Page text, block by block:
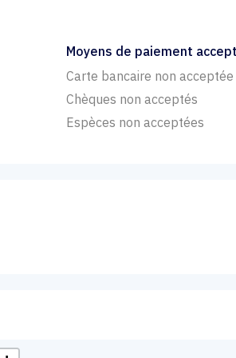
Moyens de paiement
Carte bancaire non acceptée
Chèques non acceptés
Espèces non acceptées